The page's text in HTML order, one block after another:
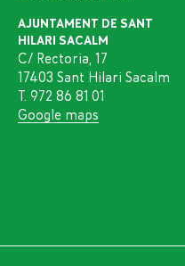
AJUNTAMENT DE SANT
HILARI SACALM
C/ Rectoria, 17
17403 Sant Hilari Sacalm
T. 972 86 81 01
Google maps